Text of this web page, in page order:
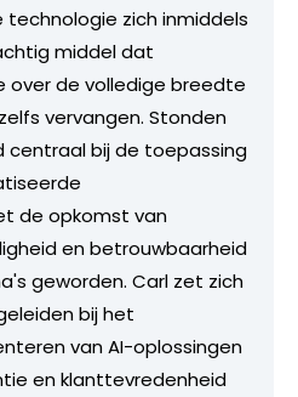
zich inmiddels
middel dat
de volledige breedte
vervangen. Stonden
centraal bij de toepassing
de opkomst van
en betrouwbaarheid
geworden. Carl zet zich
bij het
van AI-oplossingen
en klanttevredenheid